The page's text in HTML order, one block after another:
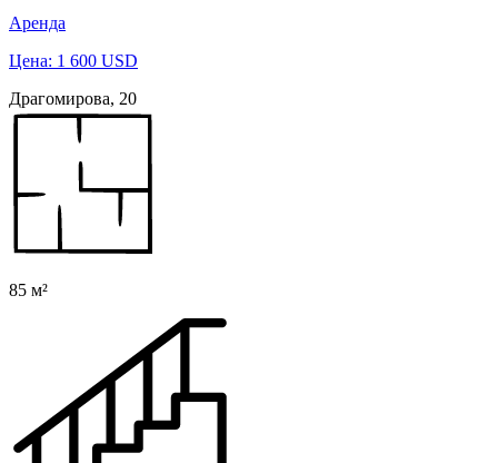
Аренда
Цена: 1 600 USD
Драгомирова, 20
85 м²